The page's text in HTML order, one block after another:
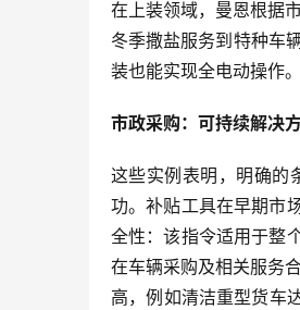
在上装领域，曼恩根据
冬季撒盐服务到特种车
装也能实现全电动操作。
市政采购：可持续解决
这些实例表明，明确的
功。补贴工具在早期市
全性：该指令适用于整
在车辆采购及相关服务
高，例如清洁重型货车